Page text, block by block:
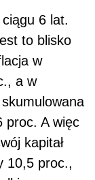
ciągu 6 lat.
to blisko
w
a w
proc. A więc
kapitał
10,5 proc.,